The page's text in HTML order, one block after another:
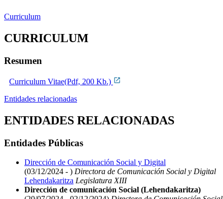
Curriculum
CURRICULUM
Resumen
Curriculum Vitae(Pdf, 200 Kb.)
Entidades relacionadas
ENTIDADES RELACIONADAS
Entidades Públicas
Dirección de Comunicación Social y Digital
(03/12/2024 - ) Directora de Comunicación Social y Digital
Lehendakaritza Legislatura XIII
Dirección de comunicación Social (Lehendakaritza)